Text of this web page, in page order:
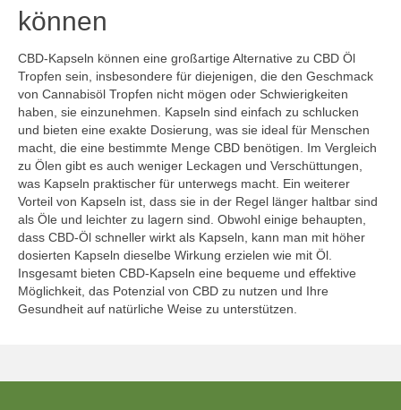
können
CBD-Kapseln können eine großartige Alternative zu CBD Öl
Tropfen sein, insbesondere für diejenigen, die den Geschmack
von Cannabisöl Tropfen nicht mögen oder Schwierigkeiten
haben, sie einzunehmen. Kapseln sind einfach zu schlucken
und bieten eine exakte Dosierung, was sie ideal für Menschen
macht, die eine bestimmte Menge CBD benötigen. Im Vergleich
zu Ölen gibt es auch weniger Leckagen und Verschüttungen,
was Kapseln praktischer für unterwegs macht. Ein weiterer
Vorteil von Kapseln ist, dass sie in der Regel länger haltbar sind
als Öle und leichter zu lagern sind. Obwohl einige behaupten,
dass CBD-Öl schneller wirkt als Kapseln, kann man mit höher
dosierten Kapseln dieselbe Wirkung erzielen wie mit Öl.
Insgesamt bieten CBD-Kapseln eine bequeme und effektive
Möglichkeit, das Potenzial von CBD zu nutzen und Ihre
Gesundheit auf natürliche Weise zu unterstützen.